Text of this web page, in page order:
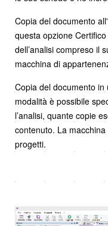
Copia del documento
questa opzione
dell’analisi compreso il
macchina di
Copia del documento in
modalità è possibile
l’analisi, quante copie
contenuto. La
progetti.